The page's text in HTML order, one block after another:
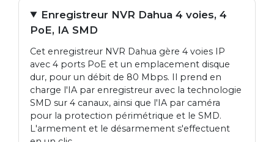
Enregistreur NVR Dahua 4 voies, 4
PoE, IA SMD
Cet enregistreur NVR Dahua gère 4 voies IP
avec 4 ports PoE et un emplacement disque
dur, pour un débit de 80 Mbps. Il prend en
charge l'IA par enregistreur avec la technologie
SMD sur 4 canaux, ainsi que l'IA par caméra
pour la protection périmétrique et le SMD.
L'armement et le désarmement s'effectuent